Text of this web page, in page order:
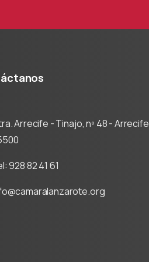
Arrecife - Tinajo, nº 48 - Arrecife
928 82 41 61